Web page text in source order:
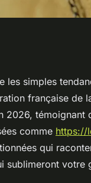
:
les simples
française de
2026, témoignant
comme https://
qui
sublimeront votre